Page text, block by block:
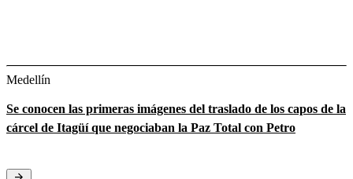
Medellín
Se conocen las primeras imágenes del traslado de los capos de la
cárcel de Itagüí que negociaban la Paz Total con Petro